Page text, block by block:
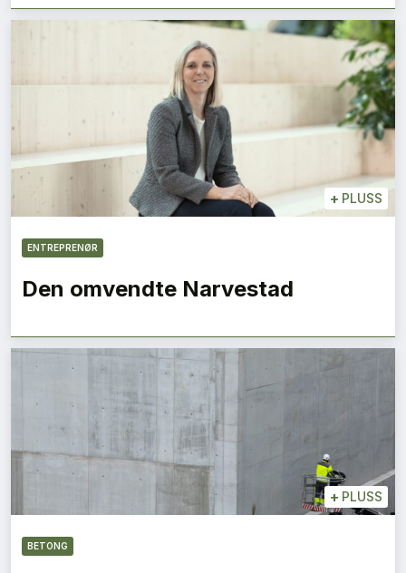
+ PLUSS
ENTREPRENØR
Den omvendte Narvestad
+ PLUSS
BETONG